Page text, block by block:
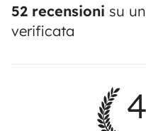
52 recensioni su
verificata